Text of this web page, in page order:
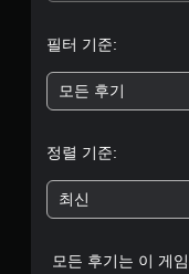
필터 기준:
모든 후기
정렬 기준:
최신
모든 후기는 이 게